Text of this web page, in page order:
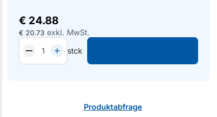
€ 24.88
€ 20.73 exkl. MwSt.
stck
Produktabfrage